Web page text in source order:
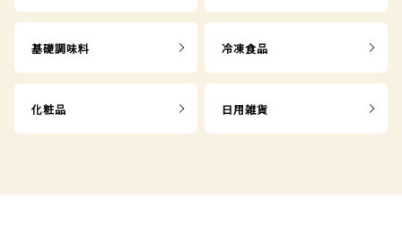
基礎調味料 冷凍食品
化粧品 日用雑貨